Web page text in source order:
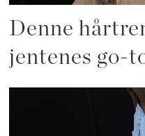
Denne
jentenes go-